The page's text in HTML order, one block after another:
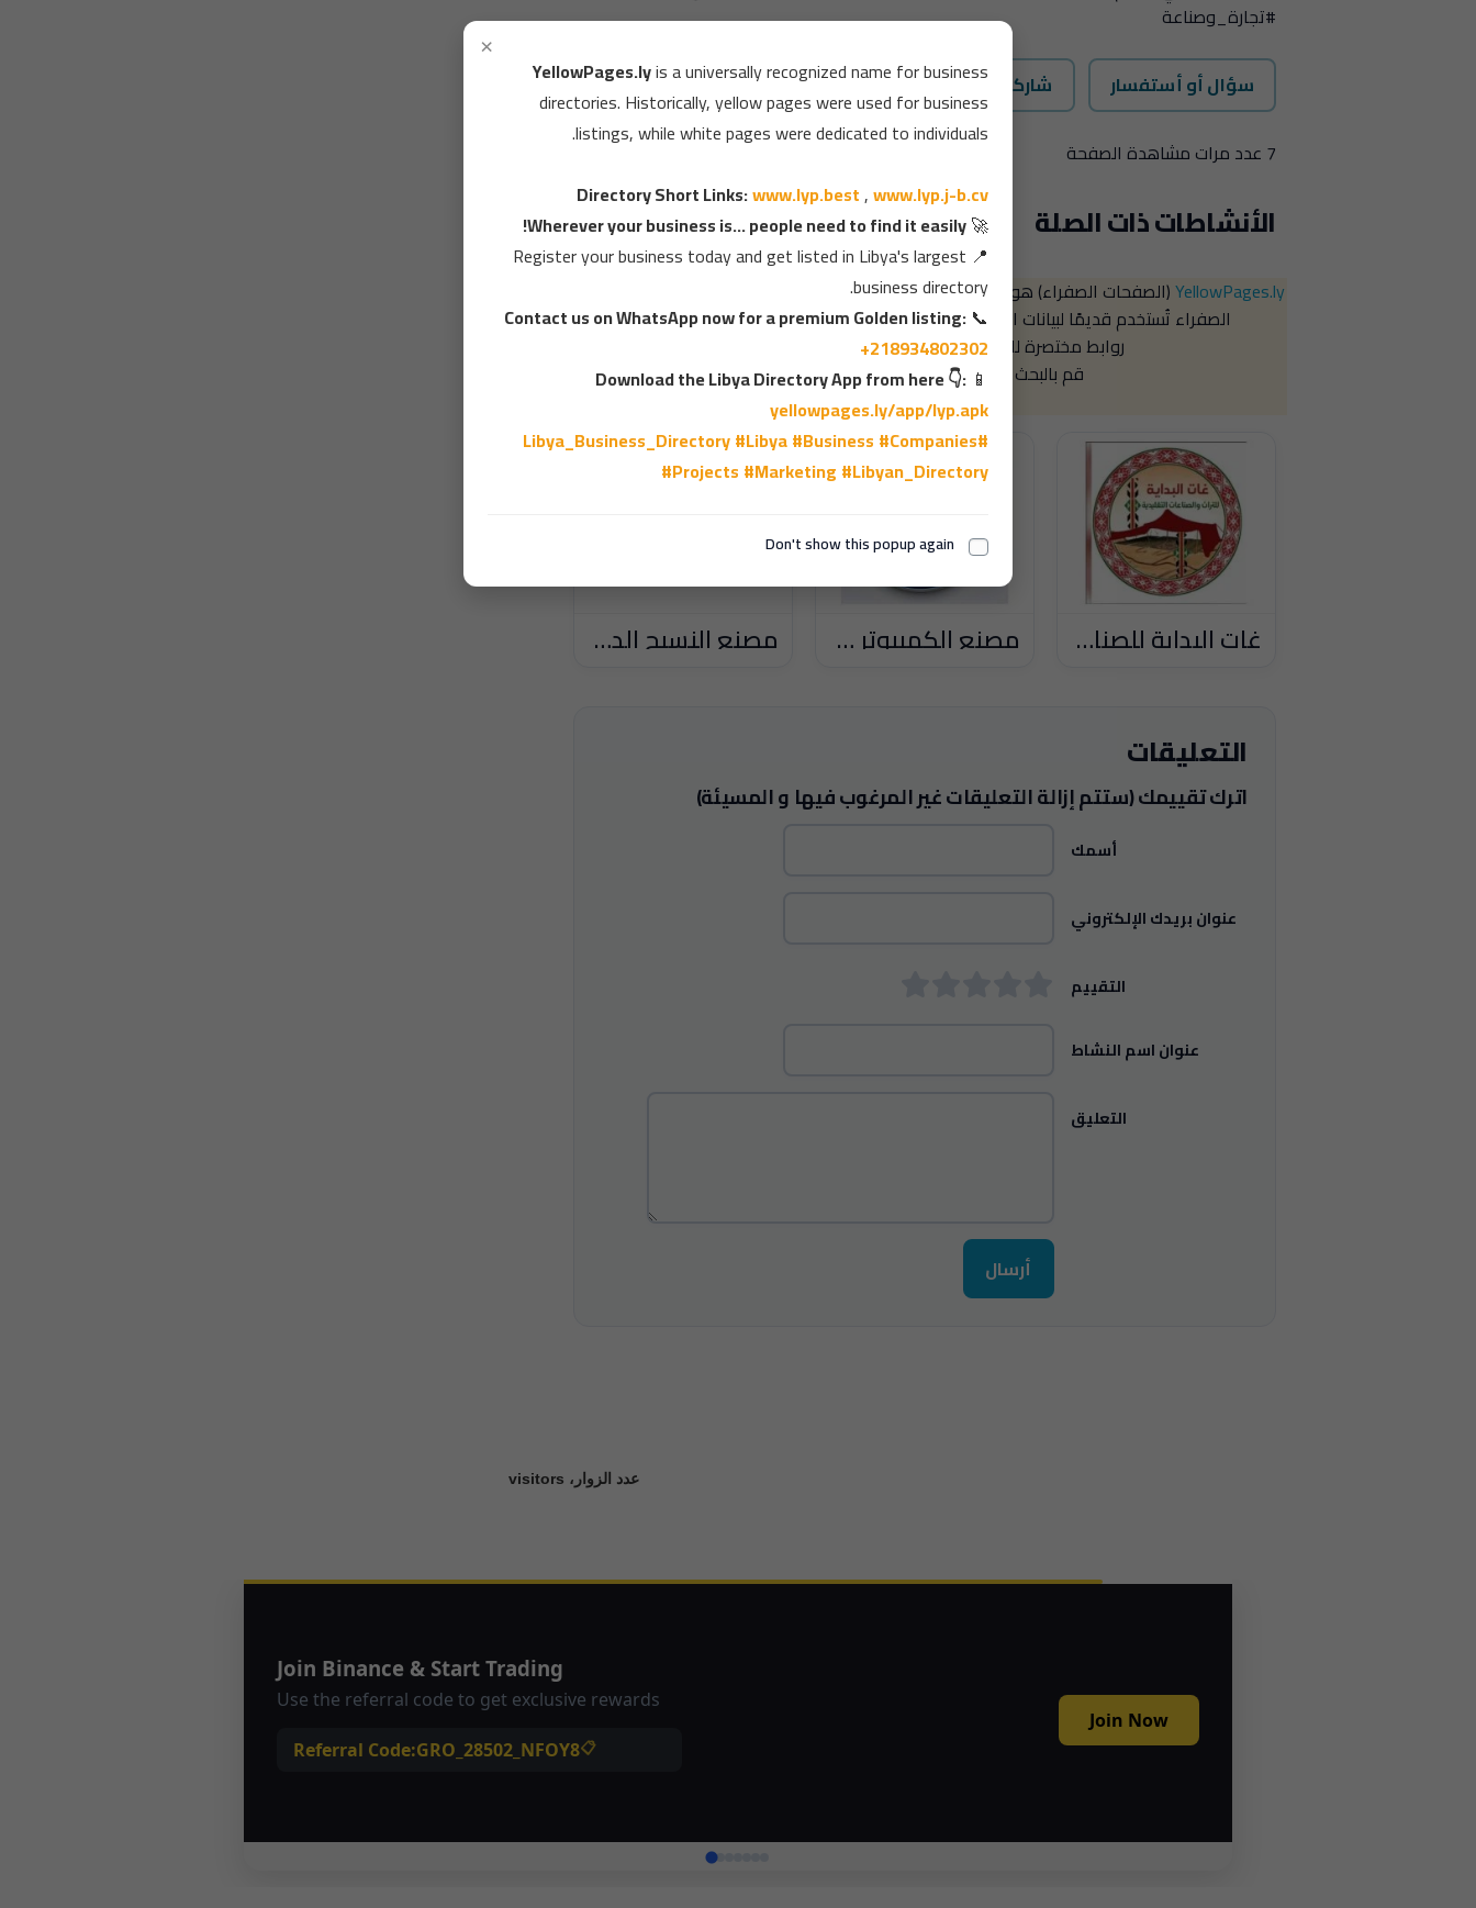
#تجارة_وصناعة
سؤال أو أستفسار شاركنا
7 عدد مرات مشاهدة الصفحة
الأنشاطات ذات الصلة
YellowPages.ly(الصفحات الصفراء) هو اسم عالمي متعارف عليه للدليل التجاري، حيث كانت الصفحات
الصفراء تُستخدم قديمًا لبيانات الشركات، بينما خُصصت الصفحات البيضاء لبيانات الأفراد.
روابط مختصرة للدليل :
,www.lyp.j-b.cv
قم بالبحث ألان بشكل دقيق داخل الدليل 👇
غات البداية للصناعات التقليدية مصنع الكمبيوتر ليبيا - Computer co ly مصنع النسيج الدولي للسجاد
التعليقات
اترك تقييمك (ستتم إزالة التعليقات غير المرغوب فيها و المسيئة)
أسمك
عنوان بريدك الإلكتروني
التقييم
عنوان اسم النشاط
التعليق
أرسال
عدد الزوار، visitors